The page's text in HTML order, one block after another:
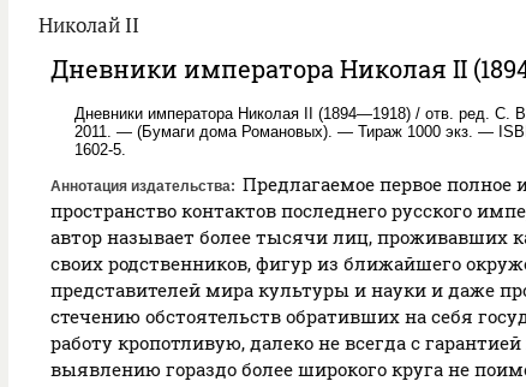
Николай II
Дневники императора Николая II
Дневники императора Николая II (1894—1918) / отв. ред.
2011. — (Бумаги дома Романовых). — Тираж 1000 экз. —
1602-5.
Аннотация издательства
Предлагаемое первое полное
пространство контактов последнего русского
автор называет более тысячи лиц, проживавших
своих родственников, фигур из ближайшего
представителей мира культуры и науки и даже
стечению обстоятельств обративших на себя
работу кропотливую, далеко не всегда с
выявлению гораздо более широкого круга не